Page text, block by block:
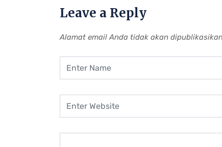
Leave a Reply
Alamat email Anda tidak akan